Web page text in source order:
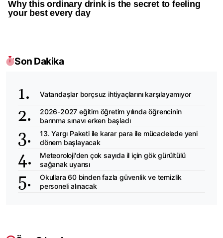
Son Dakika
Vatandaşlar borçsuz ihtiyaçlarını karşılayamıyor
2026-2027 eğitim öğretim yılında öğrencinin
barınma sınavı erken başladı
13. Yargı Paketi ile karar para ile mücadelede yeni
dönem başlayacak
Meteoroloji'den çok sayıda il için gök gürültülü
sağanak uyarısı
Okullara 60 binden fazla güvenlik ve temizlik
personeli alınacak